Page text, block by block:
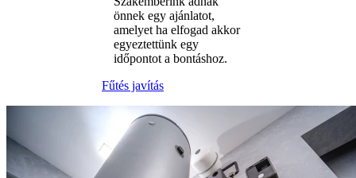
önnek egy ajánlatot,
amelyet ha elfogad akkor
egyeztettünk egy
időpontot a bontáshoz.
Fűtés javítás